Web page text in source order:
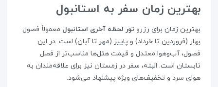
بهترین زمان سفر به استانبول
بهترین زمان برای رزرو تور لحظه آخری استانبول معمولاً فصول
بهار (فروردین تا خرداد) و پاییز (مهر تا آبان) است. در این
فصول، آب‌وهوا معتدل و قیمت هتل‌ها مناسب‌تر از فصل
تابستان است. البته، سفر در زمستان نیز برای علاقه‌مندان به
هوای سرد و تخفیف‌های ویژه پیشنهاد می‌شود.